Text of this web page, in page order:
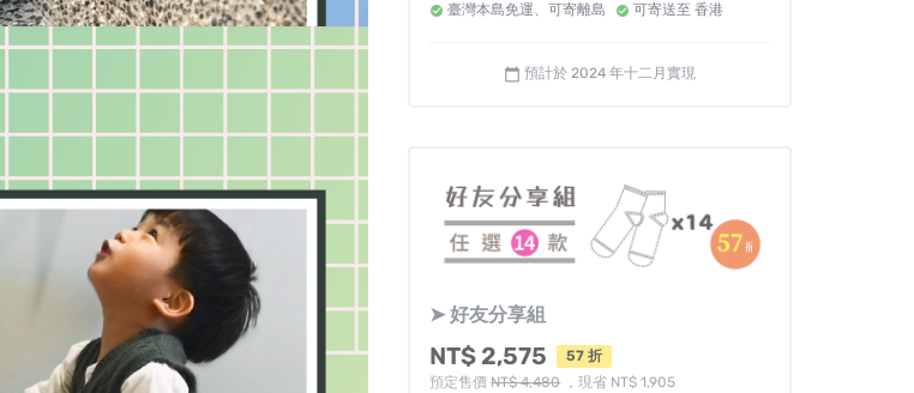
臺灣本島免運、可寄離島
可寄送至 香港
calendar_today 預計於 2024 年十二月實現
➤ 好友分享組
NT$ 2,575
57 折
預定售價NT$ 4,480，現省 NT$ 1,905